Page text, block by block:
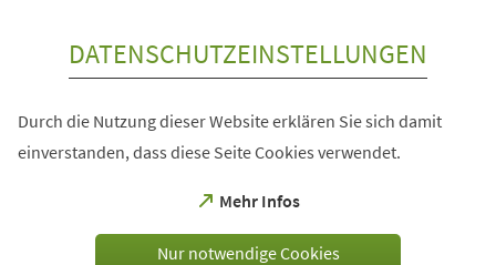
DATENSCHUTZEINSTELLUNGEN
Durch die Nutzung dieser Website erklären Sie sich damit
einverstanden, dass diese Seite Cookies verwendet.
Mehr Infos
(Öffnet
einem
Nur notwendige Cookies